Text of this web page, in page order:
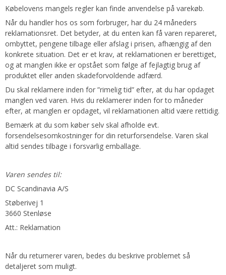
Købelovens mangels regler kan finde anvendelse på varekøb.
Når du handler hos os som forbruger, har du 24 måneders
reklamationsret. Det betyder, at du enten kan få varen repareret,
ombyttet, pengene tilbage eller afslag i prisen, afhængig af den
konkrete situation. Det er et krav, at reklamationen er berettiget,
og at manglen ikke er opstået som følge af fejlagtig brug af
produktet eller anden skadeforvoldende adfærd.
Du skal reklamere inden for ”rimelig tid” efter, at du har opdaget
manglen ved varen. Hvis du reklamerer inden for to måneder
efter, at manglen er opdaget, vil reklamationen altid være rettidig.
Bemærk at du som køber selv skal afholde evt.
forsendelsesomkostninger for din returforsendelse. Varen skal
altid sendes tilbage i forsvarlig emballage.
Varen sendes til:
DC Scandinavia A/S
Støberivej 1
3660 Stenløse
Att.: Reklamation
Når du returnerer varen, bedes du beskrive problemet så
detaljeret som muligt.